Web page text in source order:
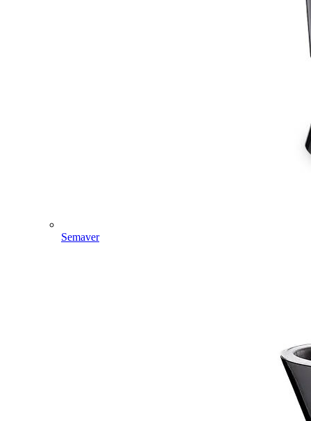
Semaver